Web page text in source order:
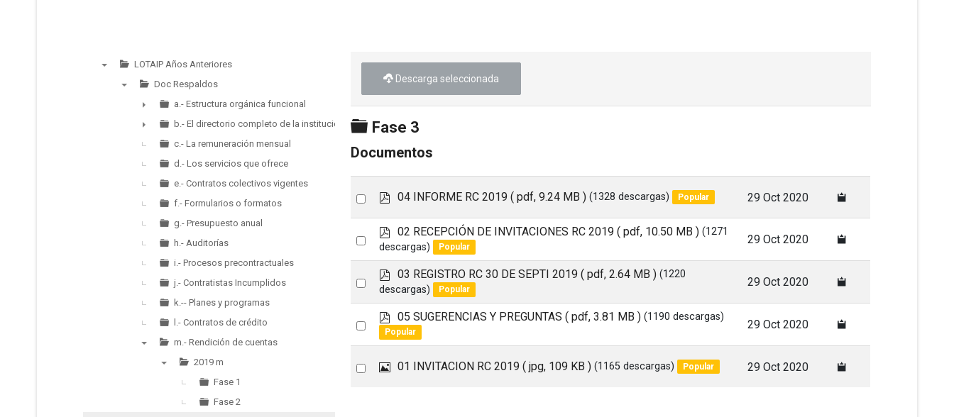
LOTAIP Años Anteriores
Doc Respaldos
►
a.- Estructura orgánica funcional
►
b.- El directorio completo de la institución
c.- La remuneración mensual
d.- Los servicios que ofrece
e.- Contratos colectivos vigentes
f.- Formularios o formatos
g.- Presupuesto anual
h.- Auditorías
i.- Procesos precontractuales
j.- Contratistas Incumplidos
k.-- Planes y programas
l.- Contratos de crédito
m.- Rendición de cuentas
2019 m
Fase 1
Fase 2
Descarga seleccionada
Carpeta
Fase 3
Documentos
Select
an
item
p04 INFORME RC 2019 ( pdf, 9.24 MB ) (1328 descargas) Popular 29 Oct 2020
Select
an
item
p
d
f
02 RECEPCIÓN DE INVITACIONES RC 2019 ( pdf, 10.50 MB ) (1271
descargas)
Popular
29 Oct 2020
Select
an
item
p
d
f
03 REGISTRO RC 30 DE SEPTI 2019 ( pdf, 2.64 MB ) (1220
descargas)
Popular
29 Oct 2020
Select
an
item
p
d
f
05 SUGERENCIAS Y PREGUNTAS ( pdf, 3.81 MB ) (1190 descargas)
Popular
29 Oct 2020
Select
01 INVITACION RC 2019 ( jpg, 109 KB ) (1165 descargas) Popular 29 Oct 2020